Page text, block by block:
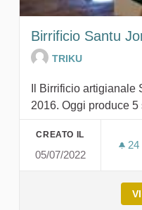
Birrificio Santu
TRIKU
Il Birrificio artigianale
2016. Oggi produce 5
CREATO IL
05/07/2022
24